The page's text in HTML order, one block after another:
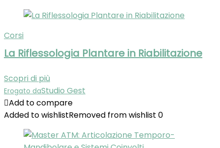
Corsi
La Riflessologia Plantare in Riabilitazione
Scopri di più
Erogato daStudio Gest
Add to compare
Added to wishlistRemoved from wishlist 0